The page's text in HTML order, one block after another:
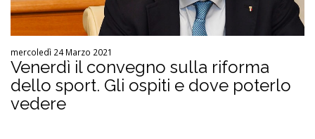
mercoledì 24 Marzo 2021
Venerdì il convegno sulla riforma
dello sport. Gli ospiti e dove poterlo
vedere